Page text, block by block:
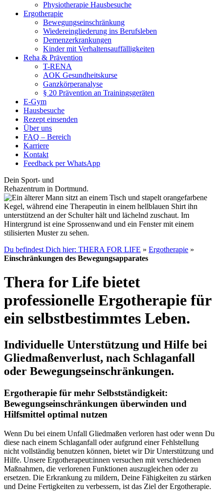
Physiotherapie Hausbesuche
Ergotherapie
Bewegungseinschränkung
Wiedereingliederung ins Berufsleben
Demenzerkrankungen
Kinder mit Verhaltensauffälligkeiten
Reha & Prävention
T-RENA
AOK Gesundheitskurse
Ganzkörperanalyse
§ 20 Prävention an Trainingsgeräten
E-Gym
Hausbesuche
Rezept einsenden
Über uns
FAQ – Bereich
Karriere
Kontakt
Feedback per WhatsApp
Dein Sport- und
Rehazentrum in Dortmund.
Du befindest Dich hier: THERA FOR LIFE » Ergotherapie »
Einschränkungen des Bewegungsapparates
Thera for Life bietet
professionelle Ergotherapie für
ein selbstbestimmtes Leben.
Individuelle Unterstützung und Hilfe bei
Gliedmaßenverlust, nach Schlaganfall
oder Bewegungseinschränkungen.
Ergotherapie für mehr Selbstständigkeit:
Bewegungseinschränkungen überwinden und
Hilfsmittel optimal nutzen
Wenn Du bei einem Unfall Gliedmaßen verloren hast oder wenn Du
diese nach einem Schlaganfall oder aufgrund einer Fehlstellung
nicht vollständig benutzen können, bietet wir Dir Unterstützung und
Hilfe. Unsere Ergotherapeut:innen versuchen mit verschiedenen
Maßnahmen, die verlorenen Funktionen auszugleichen oder zu
ersetzen. Die Erkrankung zu mildern, Deine Fähigkeiten zu stärken
und Deine Fertigkeiten zu verbessern, ist das Ziel der Ergotherapie.